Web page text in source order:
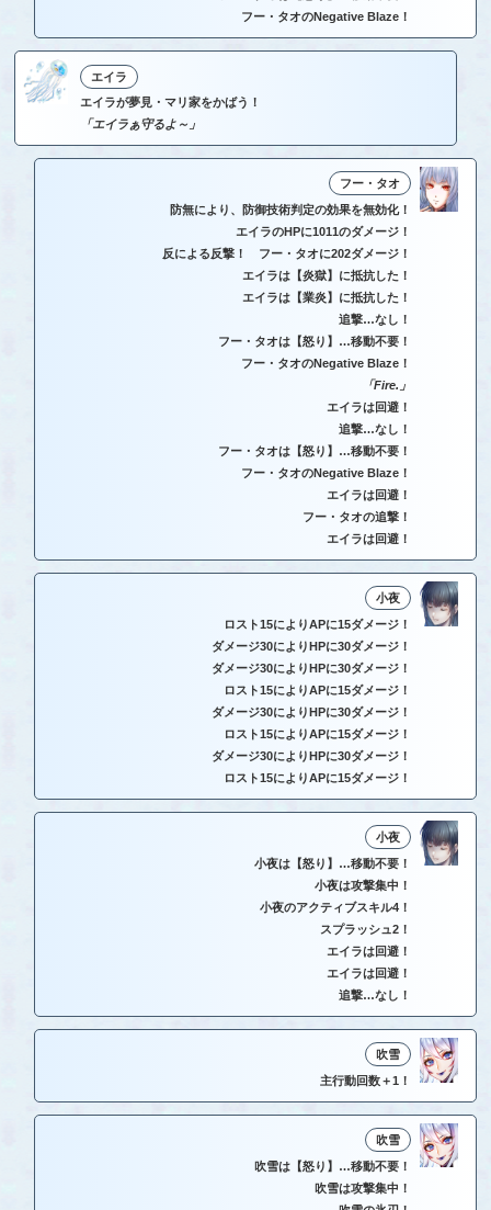
フー・タオのNegative Blaze！
エイラ
エイラが夢見・マリ家をかばう！
「エイラぁ守るよ～」
フー・タオ
防無により、防御技術判定の効果を無効化！
エイラのHPに1011のダメージ！
反による反撃！ フー・タオに202ダメージ！
エイラは【炎獄】に抵抗した！
エイラは【業炎】に抵抗した！
追撃…なし！
フー・タオは【怒り】…移動不要！
フー・タオのNegative Blaze！
「Fire.」
エイラは回避！
追撃…なし！
フー・タオは【怒り】…移動不要！
フー・タオのNegative Blaze！
エイラは回避！
フー・タオの追撃！
エイラは回避！
小夜
ロスト15によりAPに15ダメージ！
ダメージ30によりHPに30ダメージ！
ダメージ30によりHPに30ダメージ！
ロスト15によりAPに15ダメージ！
ダメージ30によりHPに30ダメージ！
ロスト15によりAPに15ダメージ！
ダメージ30によりHPに30ダメージ！
ロスト15によりAPに15ダメージ！
小夜
小夜は【怒り】…移動不要！
小夜は攻撃集中！
小夜のアクティブスキル4！
スプラッシュ2！
エイラは回避！
エイラは回避！
追撃…なし！
吹雪
主行動回数＋1！
吹雪
吹雪は【怒り】…移動不要！
吹雪は攻撃集中！